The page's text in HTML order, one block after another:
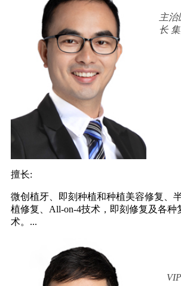
主
长
擅长:
微创植牙、即刻种植和种植美容修复、
植修复、All-on-4技术，即刻修复及各种
术。...